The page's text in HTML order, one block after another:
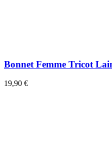
Bonnet Femme Tricot
19,90 €